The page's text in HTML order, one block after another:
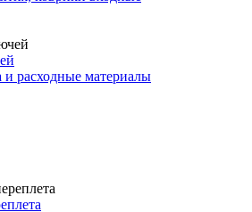
расходные материалы